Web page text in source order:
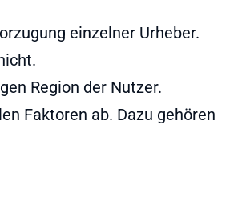
einzelner Urheber.
Region der Nutzer.
Faktoren ab. Dazu gehören